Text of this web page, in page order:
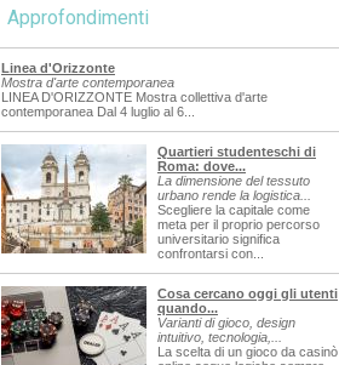
Approfondimenti
Linea d'Orizzonte
Mostra d'arte contemporanea
LINEA D'ORIZZONTE Mostra collettiva d'arte
contemporanea Dal 4 luglio al 6...
Quartieri studenteschi di
Roma: dove...
La dimensione del tessuto
urbano rende la logistica...
Scegliere la capitale come
meta per il proprio percorso
universitario significa
confrontarsi con...
Cosa cercano oggi gli utenti
quando...
Varianti di gioco, design
intuitivo, tecnologia,...
La scelta di un gioco da casinò